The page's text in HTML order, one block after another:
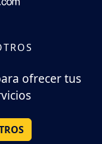
ofrecer tus